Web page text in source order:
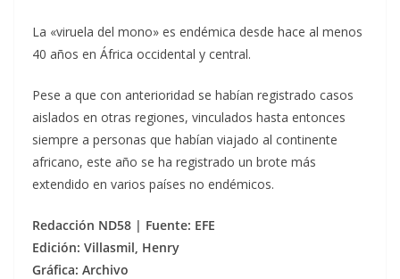
La «viruela del mono» es endémica desde hace al menos
40 años en África occidental y central.
Pese a que con anterioridad se habían registrado casos
aislados en otras regiones, vinculados hasta entonces
siempre a personas que habían viajado al continente
africano, este año se ha registrado un brote más
extendido en varios países no endémicos.
Redacción ND58 | Fuente: EFE
Edición: Villasmil, Henry
Gráfica: Archivo